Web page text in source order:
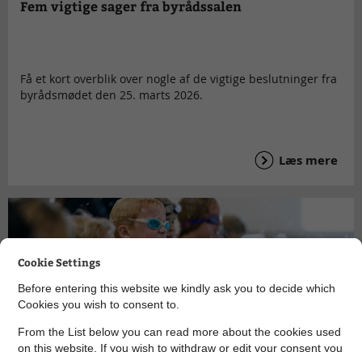
Fem vigtige sager fra byrådssalen
Få et kort overblik over nogle af de vigtige beslutninger fra
byrådsmødet den 25. marts 2026.
Læs mere
Cookie Settings
Before entering this website we kindly ask you to decide which
Cookies you wish to consent to.
From the List below you can read more about the cookies used
on this website. If you wish to withdraw or edit your consent you